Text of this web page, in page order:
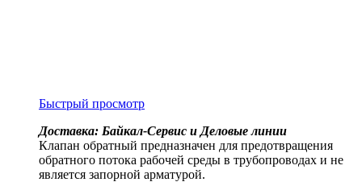
Быстрый просмотр
Доставка: Байкал-Сервис и Деловые линии
Клапан обратный предназначен для предотвращения
обратного потока рабочей среды в трубопроводах и не
является запорной арматурой.